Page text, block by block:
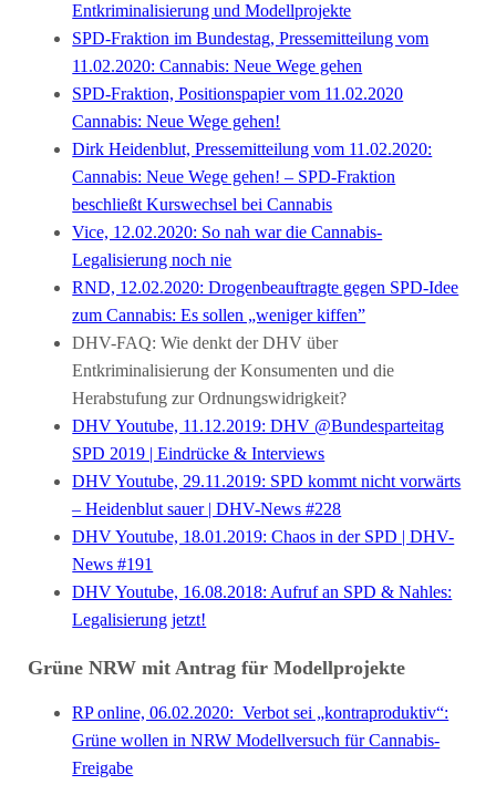
Entkriminalisierung und Modellprojekte
SPD-Fraktion im Bundestag, Pressemitteilung vom
11.02.2020: Cannabis: Neue Wege gehen
SPD-Fraktion, Positionspapier vom 11.02.2020
Cannabis: Neue Wege gehen!
Dirk Heidenblut, Pressemitteilung vom 11.02.2020:
Cannabis: Neue Wege gehen! – SPD-Fraktion
beschließt Kurswechsel bei Cannabis
Vice, 12.02.2020: So nah war die Cannabis-
Legalisierung noch nie
RND, 12.02.2020: Drogenbeauftragte gegen SPD-Idee
zum Cannabis: Es sollen „weniger kiffen”
DHV-FAQ: Wie denkt der DHV über
Entkriminalisierung der Konsumenten und die
Herabstufung zur Ordnungswidrigkeit?
DHV Youtube, 11.12.2019: DHV @Bundesparteitag
SPD 2019 | Eindrücke & Interviews
DHV Youtube, 29.11.2019: SPD kommt nicht vorwärts
– Heidenblut sauer | DHV-News #228
DHV Youtube, 18.01.2019: Chaos in der SPD | DHV-
News #191
DHV Youtube, 16.08.2018: Aufruf an SPD & Nahles:
Legalisierung jetzt!
Grüne NRW mit Antrag für Modellprojekte
RP online, 06.02.2020: Verbot sei „kontraproduktiv“:
Grüne wollen in NRW Modellversuch für Cannabis-
Freigabe